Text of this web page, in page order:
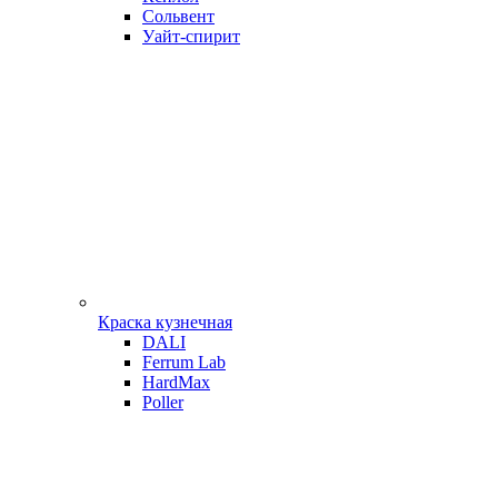
Сольвент
Уайт-спирит
Краска кузнечная
DALI
Ferrum Lab
HardMax
Poller